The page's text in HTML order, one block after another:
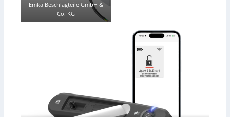
Emka Beschlagteile GmbH &
Co. KG